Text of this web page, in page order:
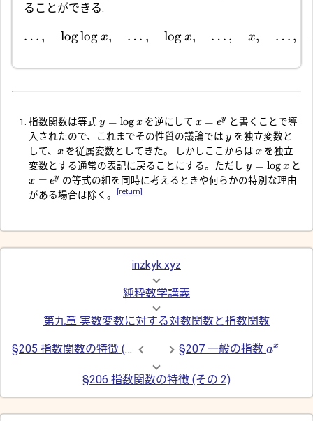
ることができる:
… , loglog x, … , log x, … , x, … ,
指数関数は等式 y = log xを逆にして x = ey
と書くことで導
入されたので、これまでその性質の議論では y を独立変数と
して、 x を従属変数としてきた。 しかしここからは x を独立
変数とする通常の表記に戻ることにする。ただし y = log xと
x = ey の等式の組を同時に考えるときや何らかの特別な理由
がある場合は除く。
[return]
inzkyk.xyz
純粋数学講義
第九章 実数変数に対する対数関数と指数関数
§205 指数関数の特徴 (その 1) §207 一般の指数 ax
§206 指数関数の特徴 (その 2)